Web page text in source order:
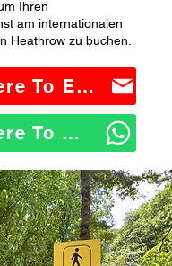
Ihren
am internationalen
Heathrow zu buchen.
Click Here To Email Us
Click Here To WhatsApp Us